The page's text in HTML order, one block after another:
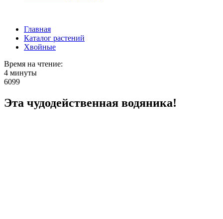
Главная
Каталог растений
Хвойные
Время на чтение:
4 минуты
6099
Эта чудодейственная водяника!